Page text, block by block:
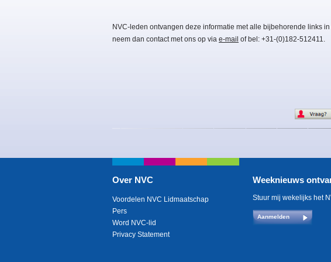
NVC-leden ontvangen deze informatie met alle bijbehorende links
neem dan contact met ons op via e-mail of bel: +31-(0)182-512411.
Over NVC
Voordelen NVC Lidmaatschap
Pers
Word NVC-lid
Privacy Statement
Weeknieuws
Stuur mij wekelijks het
Aanmelden